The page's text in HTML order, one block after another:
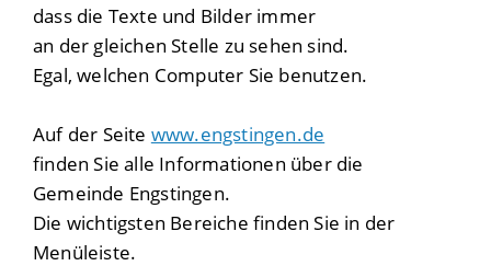
dass die Texte und Bilder immer
an der gleichen Stelle zu sehen sind.
Egal, welchen Computer Sie benutzen.
Auf der Seite www.engstingen.de
finden Sie alle Informationen über die
Gemeinde Engstingen.
Die wichtigsten Bereiche finden Sie in der
Menüleiste.